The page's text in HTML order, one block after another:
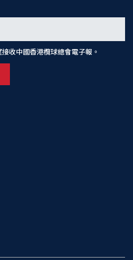
收中國香港欖球總會電子報。